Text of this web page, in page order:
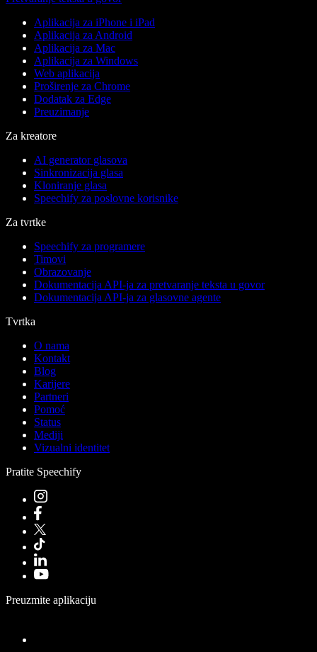
Aplikacija za iPhone i iPad
Aplikacija za Android
Aplikacija za Mac
Aplikacija za Windows
Web aplikacija
Proširenje za Chrome
Dodatak za Edge
Preuzimanje
Za kreatore
AI generator glasova
Sinkronizacija glasa
Kloniranje glasa
Speechify za poslovne korisnike
Za tvrtke
Speechify za programere
Timovi
Obrazovanje
Dokumentacija API-ja za pretvaranje teksta u govor
Dokumentacija API-ja za glasovne agente
Tvrtka
O nama
Kontakt
Blog
Karijere
Partneri
Pomoć
Status
Mediji
Vizualni identitet
Pratite Speechify
Preuzmite aplikaciju